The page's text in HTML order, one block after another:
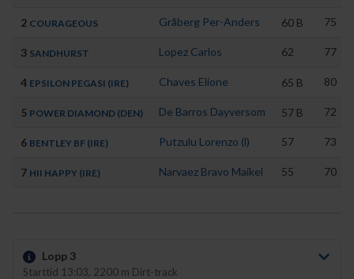
2 COURAGEOUS Gråberg Per-Anders 60 B 75
3 SANDHURST Lopez Carlos 62 77
4 EPSILON PEGASI (IRE) Chaves Elione 65 B 80
5 POWER DIAMOND (DEN) De Barros Dayversom 57 B 72
6 BENTLEY BF (IRE) Putzulu Lorenzo (l) 57 73
7 HII HAPPY (IRE) Narvaez Bravo Maikel 55 70
Lopp 3
Starttid 13:03, 2200 m Dirt-track